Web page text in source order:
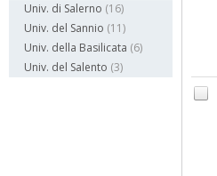
Univ. di Salerno (16)
Univ. del Sannio (11)
Univ. della Basilicata (6)
Univ. del Salento (3)